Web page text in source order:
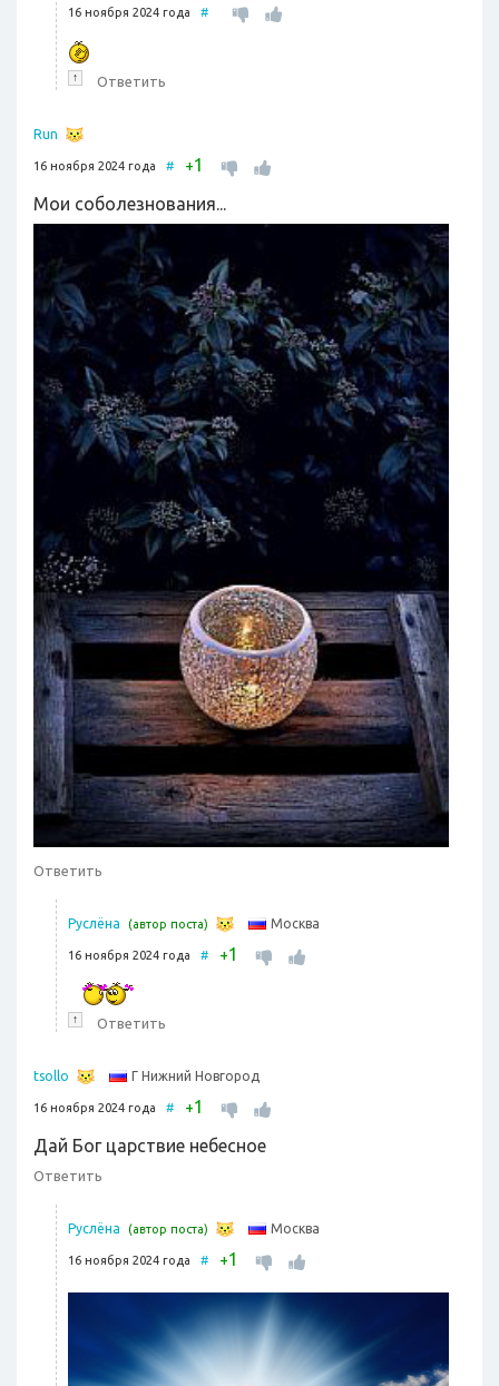
16 ноября 2024 года #
↑ Ответить
Run
16 ноября 2024 года # +1
Мои соболезнования...
Ответить
Руслёна (автор поста) Москва
16 ноября 2024 года # +1
↑ Ответить
tsollo Г Нижний Новгород
16 ноября 2024 года # +1
Дай Бог царствие небесное
Ответить
Руслёна (автор поста) Москва
16 ноября 2024 года # +1